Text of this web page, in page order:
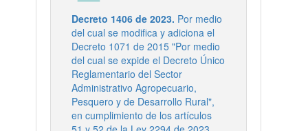
Decreto 1406 de 2023. Por medio
del cual se modifica y adiciona el
Decreto 1071 de 2015 "Por medio
del cual se expide el Decreto Único
Reglamentario del Sector
Administrativo Agropecuario,
Pesquero y de Desarrollo Rural",
en cumplimiento de los artículos